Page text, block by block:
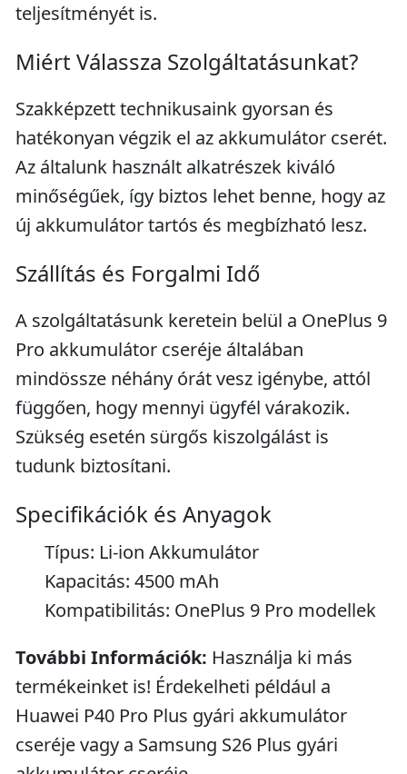
teljesítményét is.
Miért Válassza Szolgáltatásunkat?
Szakképzett technikusaink gyorsan és
hatékonyan végzik el az akkumulátor cserét.
Az általunk használt alkatrészek kiváló
minőségűek, így biztos lehet benne, hogy az
új akkumulátor tartós és megbízható lesz.
Szállítás és Forgalmi Idő
A szolgáltatásunk keretein belül a OnePlus 9
Pro akkumulátor cseréje általában
mindössze néhány órát vesz igénybe, attól
függően, hogy mennyi ügyfél várakozik.
Szükség esetén sürgős kiszolgálást is
tudunk biztosítani.
Specifikációk és Anyagok
Típus: Li-ion Akkumulátor
Kapacitás: 4500 mAh
Kompatibilitás: OnePlus 9 Pro modellek
További Információk: Használja ki más
termékeinket is! Érdekelheti például a
Huawei P40 Pro Plus gyári akkumulátor
cseréje vagy a Samsung S26 Plus gyári